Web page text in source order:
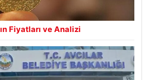
Fiyatları ve Analizi